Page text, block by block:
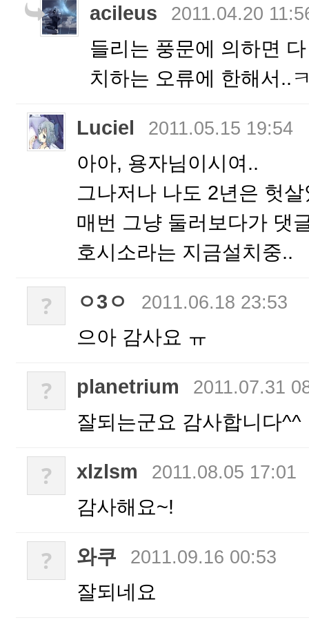
acileus 2011.04.20
들리는 풍문에 의하면
치하는 오류에 한해서..
Luciel 2011.05.15 19:54
아아, 용자님이시여..
그나저나 나도 2년은 헛
매번 그냥 둘러보다가 댓
호시소라는 지금설치중..
? ㅇ3ㅇ 2011.06.18 23:53
으아 감사요 ㅠ
? planetrium 2011.07.31
잘되는군요 감사합니다^^
? xlzlsm 2011.08.05 17:01
감사해요~!
? 와쿠 2011.09.16 00:53
잘되네요